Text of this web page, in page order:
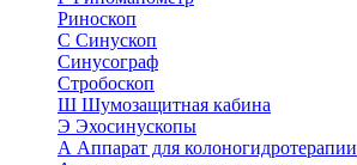
Риноскоп
С Синускоп
Синусограф
Стробоскоп
Ш Шумозащитная кабина
Э Эхосинускопы
А Аппарат для колоногидротерапии